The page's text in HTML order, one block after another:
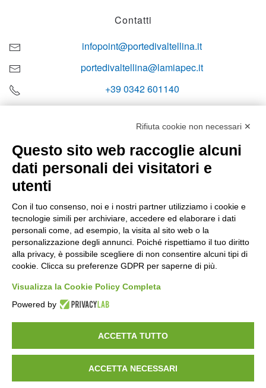
Contatti
infopoint@portedivaltellina.it
portedivaltellina@lamiapec.it
+39 0342 601140
Orari di apertura
Sabato
08:00 – 12:10
Domenica e festivi
CHIUSO
Consorzio Turistico Porte di Valtellina. All rights reserved.
Powered byNoratech
Rifiuta cookie non necessari ✕
Questo sito web raccoglie alcuni
dati personali dei visitatori e
utenti
Con il tuo consenso, noi e i nostri partner utilizziamo i cookie e
tecnologie simili per archiviare, accedere ed elaborare i dati
personali come, ad esempio, la visita al sito web o la
personalizzazione degli annunci. Poiché rispettiamo il tuo diritto
alla privacy, è possibile scegliere di non consentire alcuni tipi di
cookie. Clicca su preferenze GDPR per saperne di più.
Visualizza la Cookie Policy Completa
Powered by
ACCETTA TUTTO
ACCETTA NECESSARI